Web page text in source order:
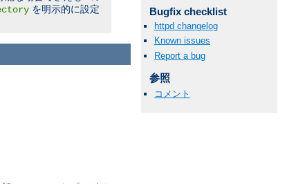
Bugfix checklist
httpd changelog
Known issues
Report a bug
参照
コメント
を明示的に設定